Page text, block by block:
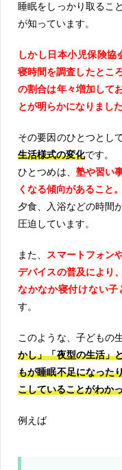
睡眠をしっかり取るこ
が知っています。
しかし日本小児保険
寝時間を調査したとこ
の割合は年々増加して
とが明らかになりました
その要因のひとつとし
生活様式の変化です。
ひとつめは、 塾や習い
くなる傾向があること。
夕食、入浴などの時間
圧迫しています。
また、 スマートフォン
デバイスの普及により
なかなか寝付けない子
す。
このような、子どもの
かし」「夜型の生活」
もが睡眠不足になった
こしていることがわか
例えば